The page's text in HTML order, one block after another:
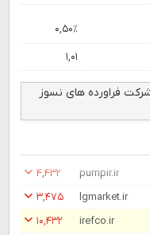
۰,۵۰٪
۱,۰۱
pumpir.ir
۴,۴۳۲
lgmarket.ir
۳,۴۷۵
irefco.ir
۱۰,۴۳۲